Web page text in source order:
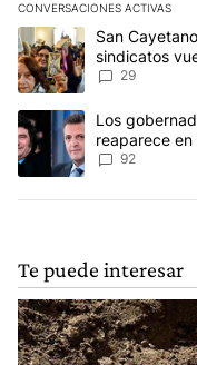
CONVERSACIONES ACTIVAS
Este listado muestra los
Un artículo de
San
sindicatos
reclamos al
29
Un artículo de
Los
reaparece
92